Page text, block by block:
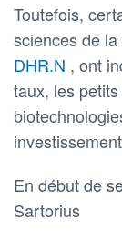
Toutefois,
sciences de
DHR.N , ont
taux, les
En début de
Sartorius